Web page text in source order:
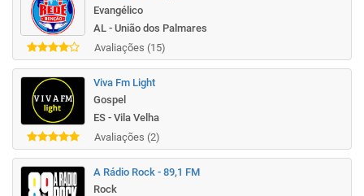
Evangélico
AL - União dos Palmares
Avaliações (15)
Viva Fm Light
Gospel
ES - Vila Velha
Avaliações (2)
A Rádio Rock - 89,1 FM
Rock